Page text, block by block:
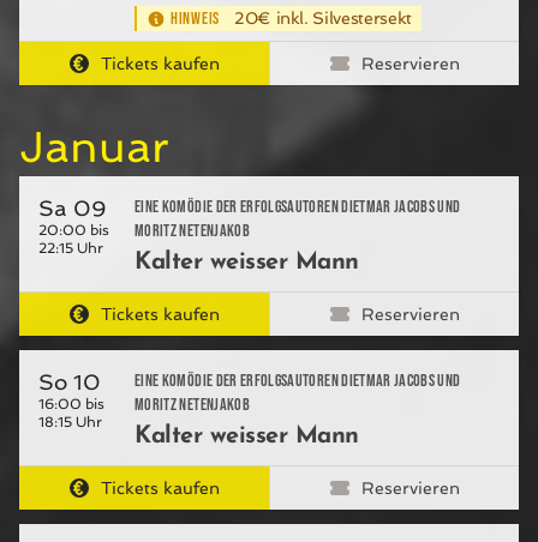
HINWEIS 20€ inkl. Silvestersekt
Tickets kaufen Reservieren
Januar
Sa 09
20:00 bis
22:15 Uhr
Eine Komödie der Erfolgsautoren Dietmar Jacobs und
Moritz Netenjakob
Kalter weisser Mann
Tickets kaufen Reservieren
So 10
16:00 bis
18:15 Uhr
Eine Komödie der Erfolgsautoren Dietmar Jacobs und
Moritz Netenjakob
Kalter weisser Mann
Tickets kaufen Reservieren